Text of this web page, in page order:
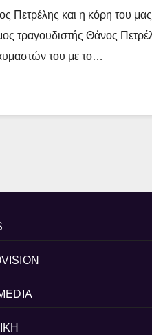
Πετρέλης και η κόρη του μας
τραγουδιστής Θάνος
του με το…